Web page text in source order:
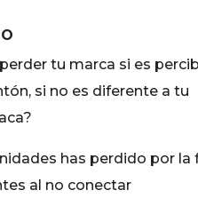
tu marca si es
si no es diferente a tu
has perdido por la
al no conectar